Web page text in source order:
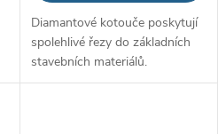
Diamantové kotouče poskytují
spolehlivé řezy do základních
stavebních materiálů.